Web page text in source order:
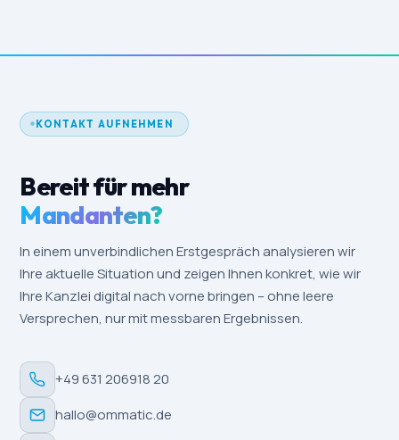
KONTAKT AUFNEHMEN
Bereit für mehr
Mandanten?
In einem unverbindlichen Erstgespräch analysieren wir
Ihre aktuelle Situation und zeigen Ihnen konkret, wie wir
Ihre Kanzlei digital nach vorne bringen – ohne leere
Versprechen, nur mit messbaren Ergebnissen.
+49 631 206918 20
hallo@ommatic.de